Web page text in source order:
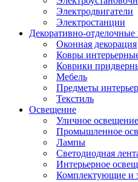
Электродвигатели
Электростанции
Декоративно-
Оконная декорация
Ковры
Коврики
Мебель
Предметы
Текстиль
Освещение
Уличное освещение
Промышленное
Лампы
Светодиодная
Интерьерное
Комплектующие и